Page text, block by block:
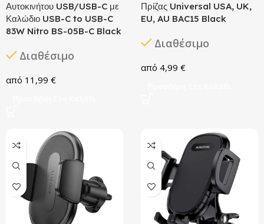
Αυτοκινήτου USB/USB-C με
Καλώδιο USB-C to USB-C
83W Nitro BS-05B-C Black
Διαθέσιμο
11,99 €
Πρίζας Universal USA, UK,
EU, AU BAC15 Black
Διαθέσιμο
4,99 €